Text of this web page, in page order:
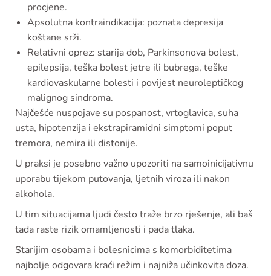
procjene.
Apsolutna kontraindikacija: poznata depresija
koštane srži.
Relativni oprez: starija dob, Parkinsonova bolest,
epilepsija, teška bolest jetre ili bubrega, teške
kardiovaskularne bolesti i povijest neuroleptičkog
malignog sindroma.
Najčešće nuspojave su pospanost, vrtoglavica, suha
usta, hipotenzija i ekstrapiramidni simptomi poput
tremora, nemira ili distonije.
U praksi je posebno važno upozoriti na samoinicijativnu
uporabu tijekom putovanja, ljetnih viroza ili nakon
alkohola.
U tim situacijama ljudi često traže brzo rješenje, ali baš
tada raste rizik omamljenosti i pada tlaka.
Starijim osobama i bolesnicima s komorbiditetima
najbolje odgovara kraći režim i najniža učinkovita doza.